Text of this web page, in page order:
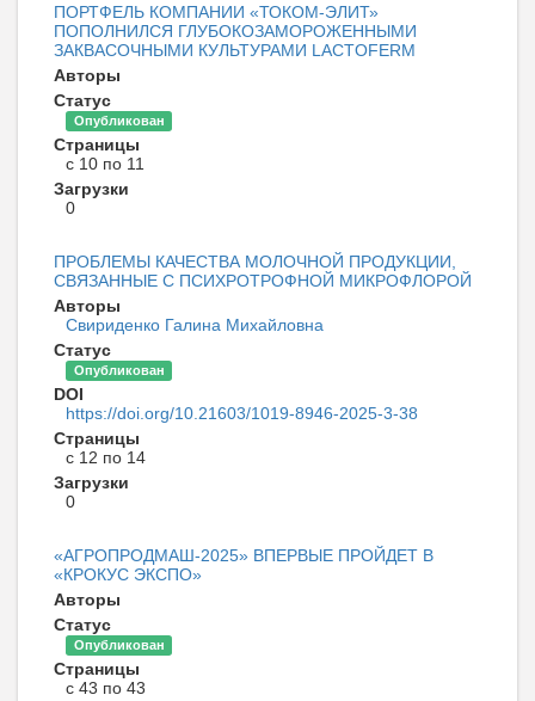
ПОРТФЕЛЬ КОМПАНИИ «ТОКОМ-ЭЛИТ»
ПОПОЛНИЛСЯ ГЛУБОКОЗАМОРОЖЕННЫМИ
ЗАКВАСОЧНЫМИ КУЛЬТУРАМИ LACTOFERM
Авторы
Статус
Опубликован
Страницы
с 10 по 11
Загрузки
0
ПРОБЛЕМЫ КАЧЕСТВА МОЛОЧНОЙ ПРОДУКЦИИ,
СВЯЗАННЫЕ С ПСИХРОТРОФНОЙ МИКРОФЛОРОЙ
Авторы
Свириденко Галина Михайловна
Статус
Опубликован
DOI
https://doi.org/10.21603/1019-8946-2025-3-38
Страницы
с 12 по 14
Загрузки
0
«АГРОПРОДМАШ-2025» ВПЕРВЫЕ ПРОЙДЕТ В
«КРОКУС ЭКСПО»
Авторы
Статус
Опубликован
Страницы
с 43 по 43